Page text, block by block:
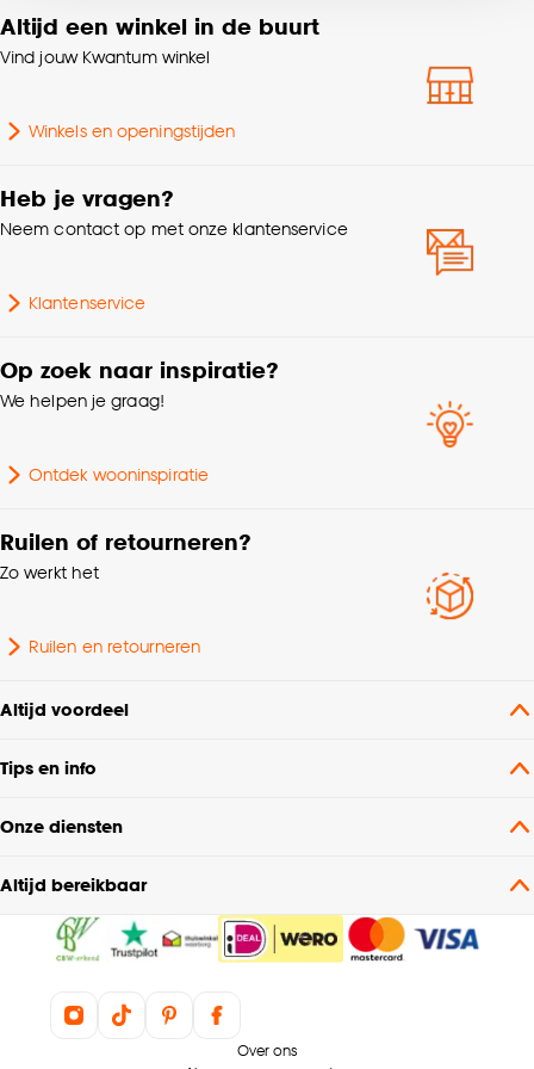
voor kiezen om bepaalde cookies wel of niet te
accepteren door op ‘Cookies aanpassen’ te
klikken.
Goed om te weten is dat je deze keuze altijd nog
cookieverklaring
Interieurstijl Modern
Breedte 100 CM
Altijd een winkel in de buurt
Vind jouw Kwantum winkel
Winkels en openingstijden
Heb je vragen?
Neem contact op met onze klantenservice
Klantenservice
Op zoek naar inspiratie?
We helpen je graag!
Ontdek wooninspiratie
Ruilen of retourneren?
Zo werkt het
Ruilen en retourneren
Altijd voordeel
Tips en info
Onze diensten
Altijd bereikbaar
Over ons